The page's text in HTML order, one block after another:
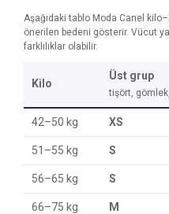
Aşağıdaki tablo Moda Canel
önerilen bedeni gösterir. Vücut
farklılıklar olabilir.
Kilo
Üst grup
tişört,
42–50 kg XS
51–55 kg S
56–65 kg S
66–75 kg M